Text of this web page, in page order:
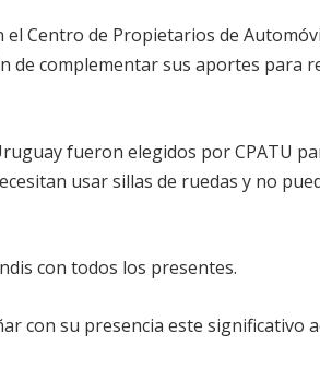
el Centro de Propietarios de
de complementar sus aportes para
fueron elegidos por CPATU
usar sillas de ruedas y no
con todos los presentes.
con su presencia este significativo